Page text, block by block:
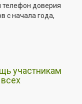
доверия
с начала года,
участникам